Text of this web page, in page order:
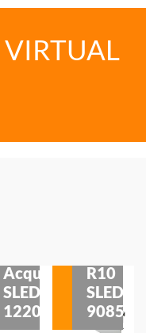
VIRTUAL
Acqua
SLED
1220
R10
SLED
9085